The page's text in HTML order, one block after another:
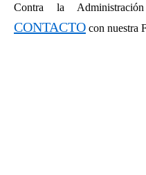
Contra la
CONTACTO con nuestra